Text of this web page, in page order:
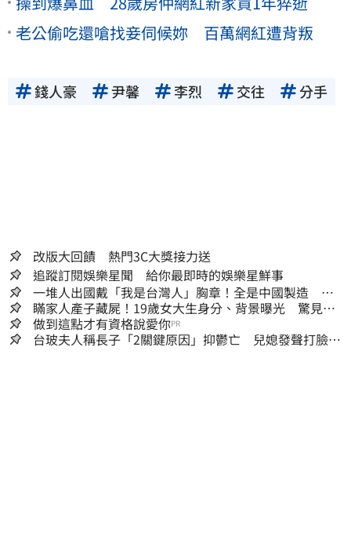
老公偷吃還嗆找妾伺候妳 百萬網紅遭背叛
錢人豪 尹馨 李烈 交往 分手
改版大回饋 熱門3C大獎接力送
追蹤訂閱娛樂星聞 給你最即時的娛樂星鮮事
一堆人出國戴「我是台灣人」胸章！全是中國製造
Cheap酸：精神分裂
瞞家人產子藏屍！19歲女大生身分、背景曝光 驚見
「產檢紀錄全空白」
做到這點才有資格說愛你PR
台玻夫人稱長子「2關鍵原因」抑鬱亡 兒媳發聲打臉：